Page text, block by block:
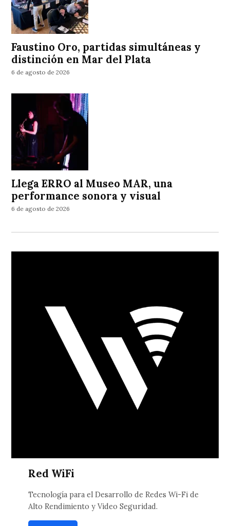
Faustino Oro, partidas simultáneas y
distinción en Mar del Plata
6 de agosto de 2026
Llega ERRO al Museo MAR, una
performance sonora y visual
6 de agosto de 2026
Red WiFi
Tecnología para el Desarrollo de Redes Wi-Fi de
Alto Rendimiento y Video Seguridad.